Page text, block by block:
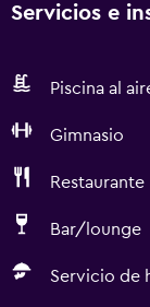
Servicios e
Piscina al
Gimnasio
Restaurante
Bar/lounge
Servicio de